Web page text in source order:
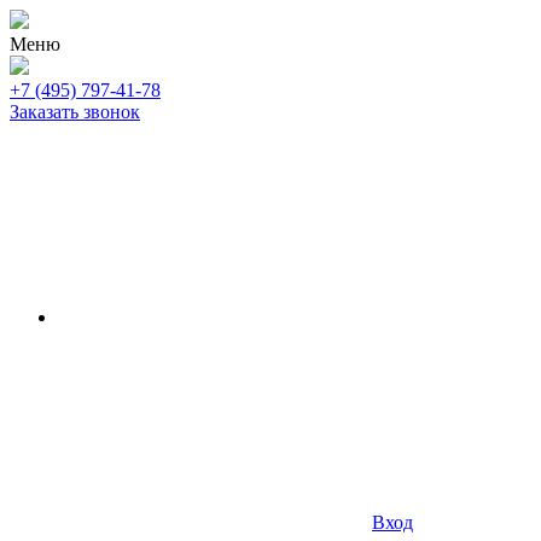
Меню
+7 (495) 797-41-78
Заказать звонок
Вход